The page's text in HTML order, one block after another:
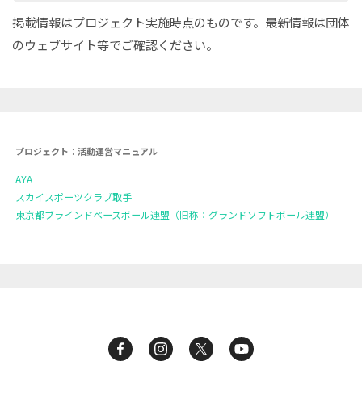
掲載情報はプロジェクト実施時点のものです。最新情報は団体
のウェブサイト等でご確認ください。
プロジェクト：活動運営マニュアル
AYA
スカイスポーツクラブ取手
東京都ブラインドベースボール連盟（旧称：グランドソフトボール連盟）